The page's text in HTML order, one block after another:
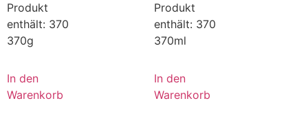
Produkt
enthält: 370
370g
In den
Warenkorb
Produkt
enthält: 370
370ml
In den
Warenkorb